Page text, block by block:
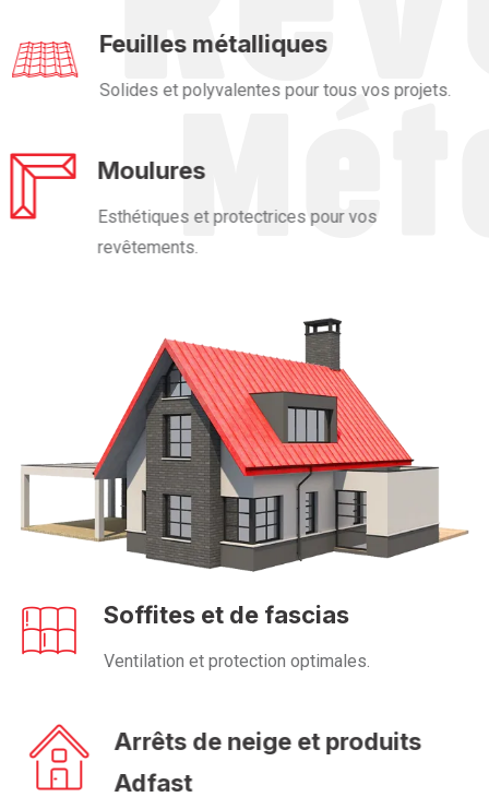
Feuilles métalliques
Solides et polyvalentes pour tous vos projets.
Moulures
Esthétiques et protectrices pour vos
revêtements.
Soffites et de fascias
Ventilation et protection optimales.
Arrêts de neige et produits
Adfast